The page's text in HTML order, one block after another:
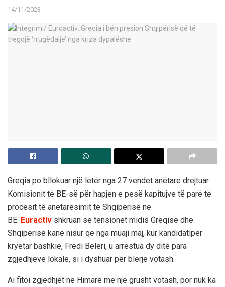
14/11/2023
Greqia po bllokuar një letër nga 27 vendet anëtare drejtuar
Komisionit të BE-së për hapjen e pesë kapitujve të parë të
procesit të anëtarësimit të Shqipërisë në
BE. Euractiv shkruan se tensionet midis Greqisë dhe
Shqipërisë kanë nisur që nga muaji maj, kur kandidatipër
kryetar bashkie, Fredi Beleri, u arrestua dy ditë para
zgjedhjeve lokale, si i dyshuar për blerje votash.
Ai fitoi zgjedhjet në Himarë me një grusht votash, por nuk ka